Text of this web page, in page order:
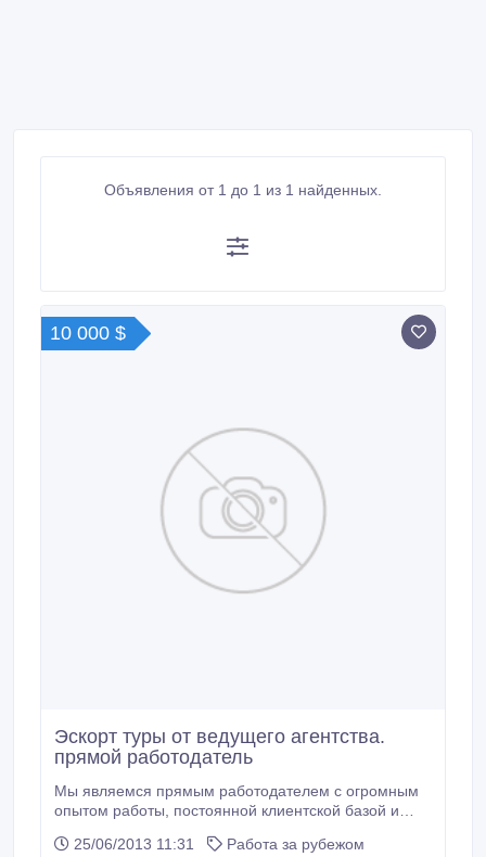
Объявления от 1 до 1 из 1 найденных.
10 000 $
Эскорт туры от ведущего агентства.
прямой работодатель
Мы являемся прямым работодателем с огромным
опытом работы, постоянной клиентской базой и
и на Ближнем Востоке. Предоставляем помощь в
25/06/2013 11:31
Работа за рубежом